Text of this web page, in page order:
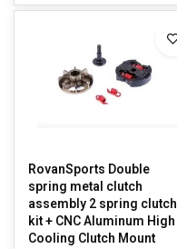
RovanSports Double
spring metal clutch
assembly 2 spring clutch
kit + CNC Aluminum High
Cooling Clutch Mount